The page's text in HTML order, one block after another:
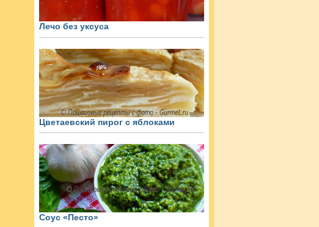
Лечо без уксуса
Цветаевский пирог с яблоками
Соус «Песто»